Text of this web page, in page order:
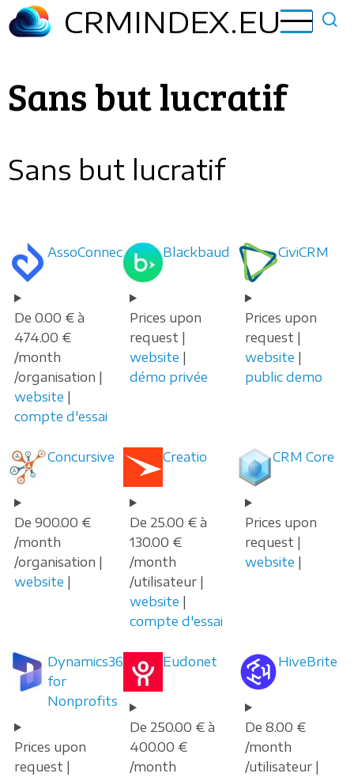
Aller
au
CRMINDEX.EU
Sans but lucratif
Sans but lucratif
AssoConnect
De 0.00 € à
474.00 €
/month
/organisation |
website |
compte d'essai
Blackbaud
Prices upon
request |
website |
démo privée
CiviCRM
Prices upon
request |
website |
public demo
Concursive
De 900.00 €
/month
/organisation |
website |
Creatio
De 25.00 € à
130.00 €
/month
/utilisateur |
website |
compte d'essai
CRM Core
Prices upon
request |
website |
Dynamics365
for
Nonprofits
Prices upon
request |
Eudonet
De 250.00 € à
400.00 €
/month
HiveBrite
De 8.00 €
/month
/utilisateur |